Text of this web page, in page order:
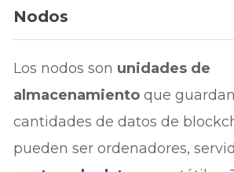
Nodos
Los nodos son unidades de
almacenamientoque
cantidades de datos de
pueden ser ordenadores,